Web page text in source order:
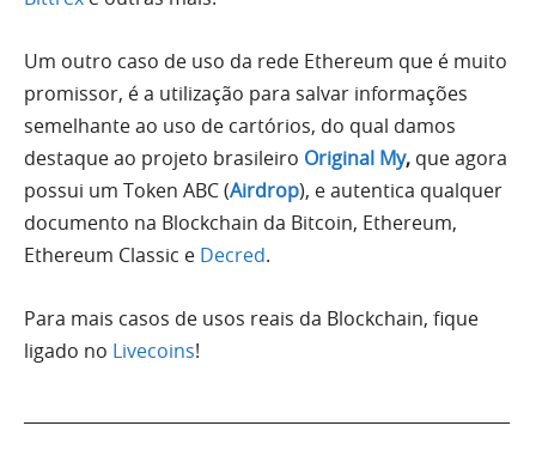
Um outro caso de uso da rede Ethereum que é muito
promissor, é a utilização para salvar informações
semelhante ao uso de cartórios, do qual damos
destaque ao projeto brasileiro Original My, que agora
possui um Token ABC (Airdrop), e autentica qualquer
documento na Blockchain da Bitcoin, Ethereum,
Ethereum Classic e Decred.
Para mais casos de usos reais da Blockchain, fique
ligado no Livecoins!